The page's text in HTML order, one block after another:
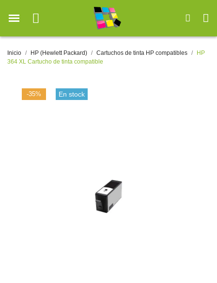
Inicio HP (Hewlett Packard) Cartuchos de tinta HP compatibles
HP
364 XL Cartucho de tinta compatible
-35% En stock